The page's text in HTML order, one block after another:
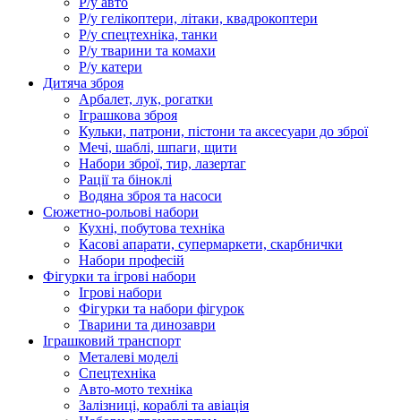
Р/у гелікоптери, літаки, квадрокоптери
Р/у спецтехніка, танки
Р/у тварини та комахи
Р/у катери
Дитяча зброя
Арбалет, лук, рогатки
Іграшкова зброя
Кульки, патрони, пістони та аксесуари до зброї
Мечі, шаблі, шпаги, щити
Набори зброї, тир, лазертаг
Рації та біноклі
Водяна зброя та насоси
Сюжетно-рольові набори
Кухні, побутова техніка
Касові апарати, супермаркети, скарбнички
Набори професій
Фігурки та ігрові набори
Ігрові набори
Фігурки та набори фігурок
Тварини та динозаври
Іграшковий транспорт
Металеві моделі
Спецтехніка
Авто-мото техніка
Залізниці, кораблі та авіація